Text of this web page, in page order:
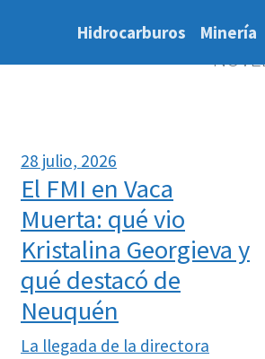
Hidrocarburos Minería
28 julio, 2026
El FMI en Vaca
Muerta: qué vio
Kristalina Georgieva y
qué destacó de
Neuquén
La llegada de la directora